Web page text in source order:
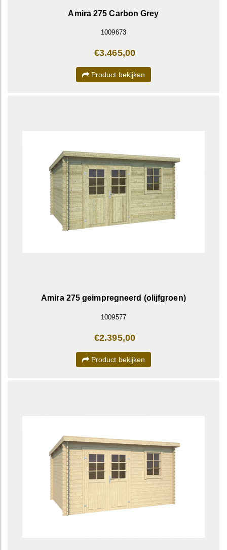
Amira 275 Carbon Grey
1009673
€3.465,00
Product bekijken
Amira 275 geimpregneerd (olijfgroen)
1009577
€2.395,00
Product bekijken